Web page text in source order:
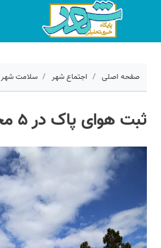
صفحه اصلی اجتماع شهر سلامت شهر
ثبت هوای پاک در ۵ محدوده تهران